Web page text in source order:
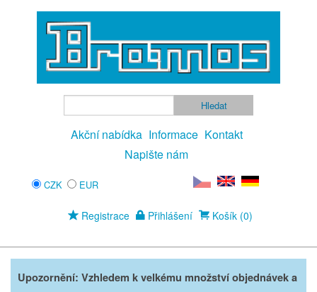
Akční nabídka Informace Kontakt
Napište nám
CZK EUR
Registrace Přihlášení Košík (0)
Upozornění: Vzhledem k velkému množství objednávek a